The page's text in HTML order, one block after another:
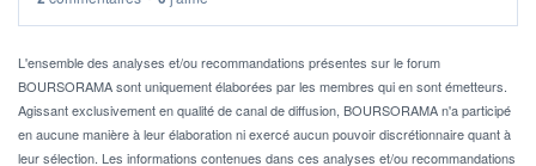
Idéalement, je voudrais qu'il soit éligible au PEA.
Pour l' ...
L'ensemble des analyses et/ou recommandations présentes sur le forum
BOURSORAMA sont uniquement élaborées par les membres qui en sont émetteurs.
Agissant exclusivement en qualité de canal de diffusion, BOURSORAMA n'a participé
en aucune manière à leur élaboration ni exercé aucun pouvoir discrétionnaire quant à
leur sélection. Les informations contenues dans ces analyses et/ou recommandations